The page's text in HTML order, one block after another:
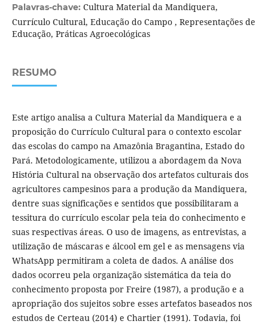
Palavras-chave: Cultura Material da Mandiquera,
Currículo Cultural, Educação do Campo , Representações de
Educação, Práticas Agroecológicas
RESUMO
Este artigo analisa a Cultura Material da Mandiquera e a
proposição do Currículo Cultural para o contexto escolar
das escolas do campo na Amazônia Bragantina, Estado do
Pará. Metodologicamente, utilizou a abordagem da Nova
História Cultural na observação dos artefatos culturais dos
agricultores campesinos para a produção da Mandiquera,
dentre suas significações e sentidos que possibilitaram a
tessitura do currículo escolar pela teia do conhecimento e
suas respectivas áreas. O uso de imagens, as entrevistas, a
utilização de máscaras e álcool em gel e as mensagens via
WhatsApp permitiram a coleta de dados. A análise dos
dados ocorreu pela organização sistemática da teia do
conhecimento proposta por Freire (1987), a produção e a
apropriação dos sujeitos sobre esses artefatos baseados nos
estudos de Certeau (2014) e Chartier (1991). Todavia, foi